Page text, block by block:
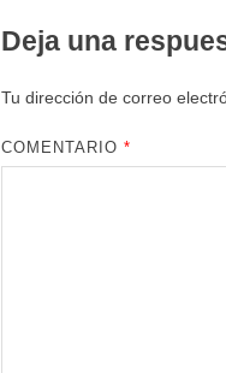
Deja una
Tu dirección de correo
COMENTARIO*